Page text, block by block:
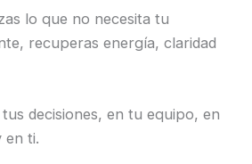
lo que no necesita tu
recuperas energía, claridad
decisiones, en tu equipo, en
en ti.